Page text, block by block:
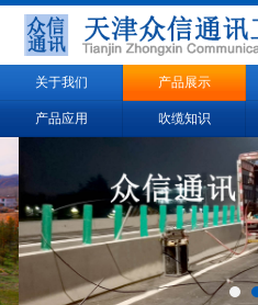
关于我们 产品展示
产品应用 吹缆知识